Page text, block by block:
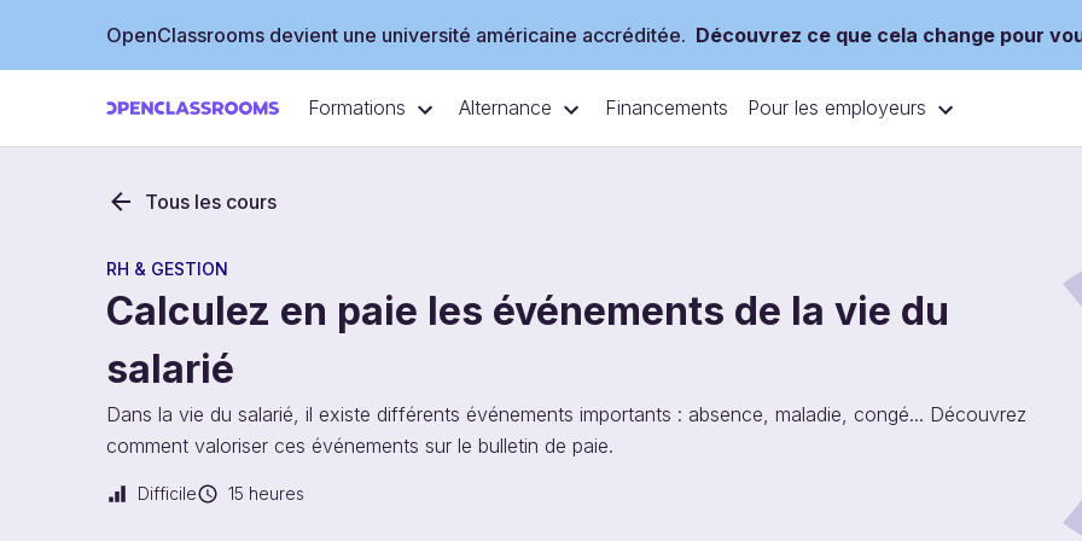
OpenClassrooms devient une université américaine accréditée. Découvrez ce que cela change pour
Formations Alternance Financements Pour les employeurs
Tous les cours
RH & GESTION
Calculez en paie les événements de la vie du
salarié
Dans la vie du salarié, il existe différents événements importants : absence, maladie, congé... Découvrez
comment valoriser ces événements sur le bulletin de paie.
Difficile 15 heures